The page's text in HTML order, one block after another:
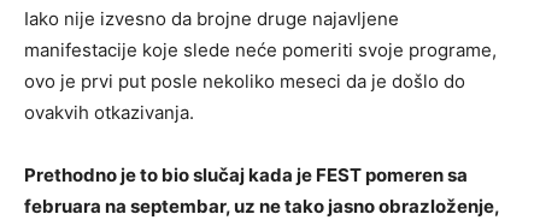
Iako nije izvesno da brojne druge najavljene
manifestacije koje slede neće pomeriti svoje programe,
ovo je prvi put posle nekoliko meseci da je došlo do
ovakvih otkazivanja.
Prethodno je to bio slučaj kada je FEST pomeren sa
februara na septembar, uz ne tako jasno obrazloženje,